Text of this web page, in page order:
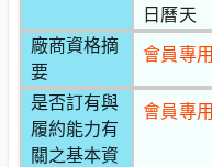
日曆天
廠商資格摘
要
會員專用
是否訂有與
履約能力有
關之基本資
會員專用